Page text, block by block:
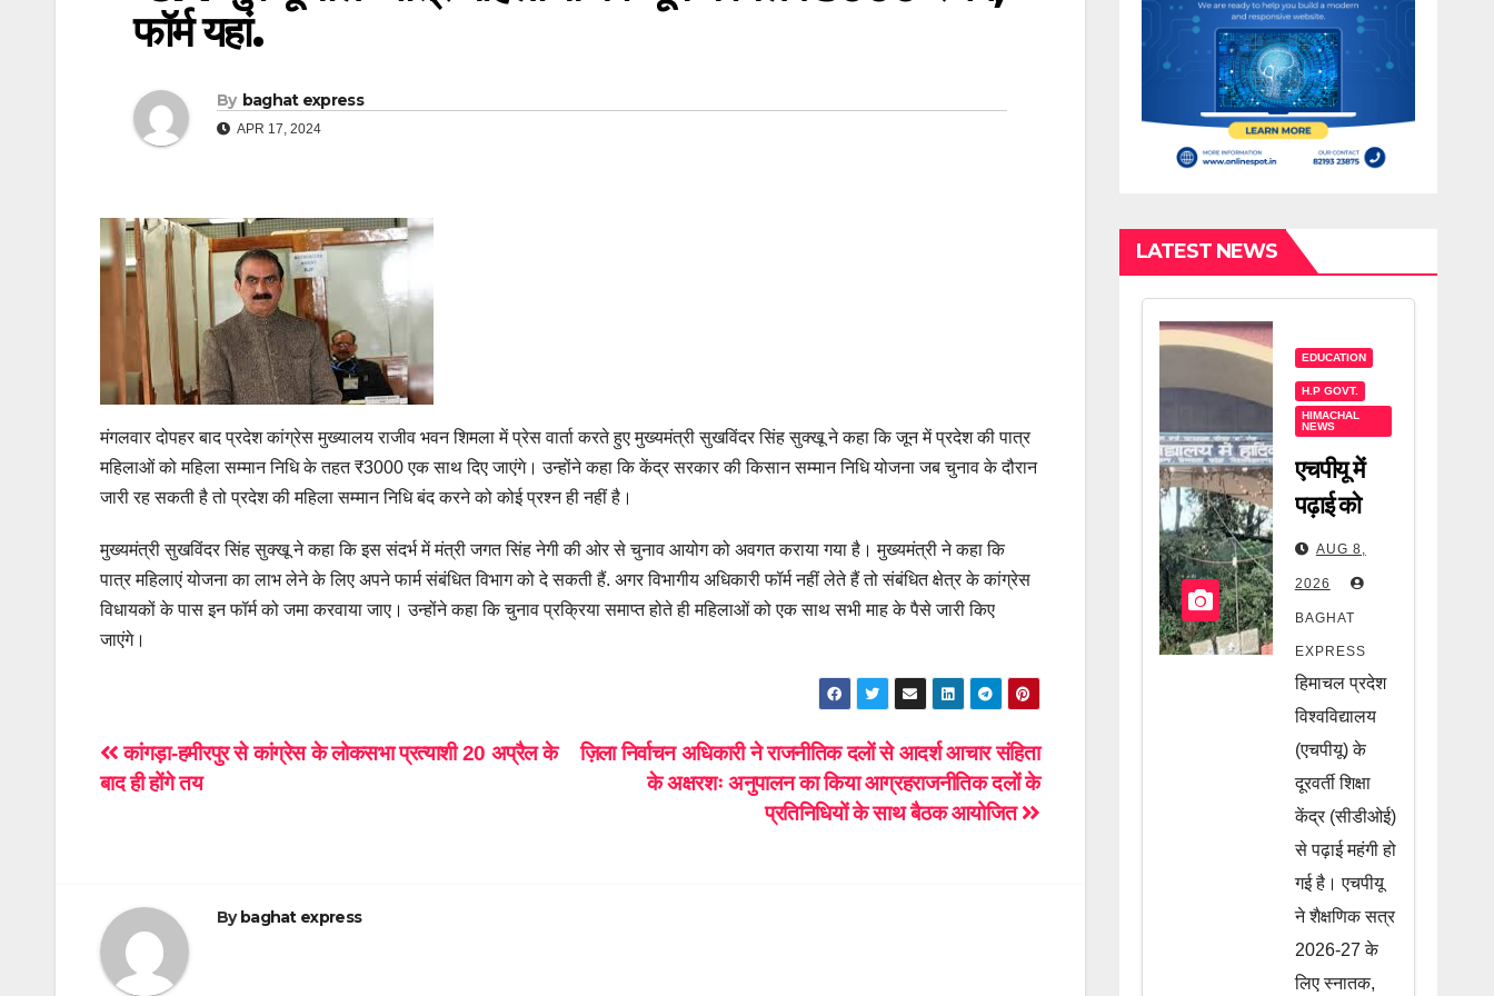
फॉर्म यहां.
By baghat express
APR 17, 2024
मंगलवार दोपहर बाद प्रदेश कांग्रेस मुख्यालय राजीव भवन शिमला में प्रेस वार्ता करते हुए मुख्यमंत्री सुखविंदर सिंह सुक्खू ने कहा कि जून में प्रदेश की पात्र
महिलाओं को महिला सम्मान निधि के तहत ₹3000 एक साथ दिए जाएंगे। उन्होंने कहा कि केंद्र सरकार की किसान सम्मान निधि योजना जब चुनाव के दौरान
जारी रह सकती है तो प्रदेश की महिला सम्मान निधि बंद करने को कोई प्रश्न ही नहीं है।
मुख्यमंत्री सुखविंदर सिंह सुक्खू ने कहा कि इस संदर्भ में मंत्री जगत सिंह नेगी की ओर से चुनाव आयोग को अवगत कराया गया है। मुख्यमंत्री ने कहा कि
पात्र महिलाएं योजना का लाभ लेने के लिए अपने फार्म संबंधित विभाग को दे सकती हैं. अगर विभागीय अधिकारी फॉर्म नहीं लेते हैं तो संबंधित क्षेत्र के कांग्रेस
विधायकों के पास इन फॉर्म को जमा करवाया जाए। उन्होंने कहा कि चुनाव प्रक्रिया समाप्त होते ही महिलाओं को एक साथ सभी माह के पैसे जारी किए
जाएंगे।
Post
navigation
ज़िला निर्वाचन अधिकारी ने राजनीतिक दलों से आदर्श आचार संहिता
के अक्षरशः अनुपालन का किया आग्रहराजनीतिक दलों के
प्रतिनिधियों के साथ बैठक आयोजित
कांगड़ा-हमीरपुर से कांग्रेस के लोकसभा प्रत्याशी 20 अप्रैल के
बाद ही होंगे तय
Bybaghat express
LATEST NEWS
EDUCATION
H.P GOVT.
HIMACHAL
NEWS
एचपीयू में
पढ़ाई को
लेकर बड़ा
झटका! फीस
में हुआ भारी
इजाफा,
छात्रों की
जेब पर
कितना पड़ेगा
असर? जानें
पूरी खबर
AUG 8,
2026
BAGHAT
EXPRESS
हिमाचल प्रदेश
विश्वविद्यालय
(एचपीयू) के
दूरवर्ती शिक्षा
केंद्र (सीडीओई)
से पढ़ाई महंगी हो
गई है। एचपीयू
ने शैक्षणिक सत्र
2026-27 के
लिए स्नातक,